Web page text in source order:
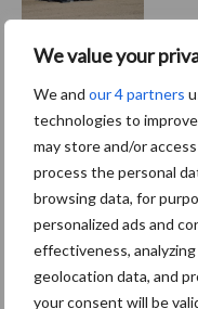
We value your
We and our 4 partners
technologies to
may store and/or
process the personal
browsing data, for
personalized ads and
effectiveness,
geolocation data, and
your consent will be